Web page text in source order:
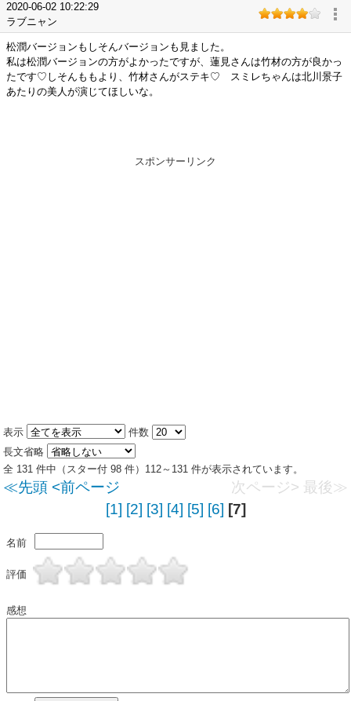
2020-06-02 10:22:29
ラブニャン
松潤バージョンもしそんバージョンも見ました。
私は松潤バージョンの方がよかったですが、蓮見さんは竹材の方が良かっ
たです♡しそんももより、竹材さんがステキ♡ スミレちゃんは北川景子
あたりの美人が演じてほしいな。
スポンサーリンク
表示
件数
長文省略
全 131 件中（スター付 98 件）112～131 件が表示されています。
≪先頭 <前ページ 次ページ> 最後≫
[1] [2] [3] [4] [5] [6] [7]
名前
評価
感想